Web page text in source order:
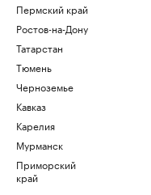
Пермский край
Ростов-на-Дону
Татарстан
Тюмень
Черноземье
Кавказ
Карелия
Мурманск
Приморский
край